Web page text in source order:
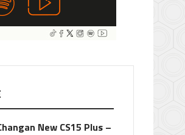
New CS15 Plus –